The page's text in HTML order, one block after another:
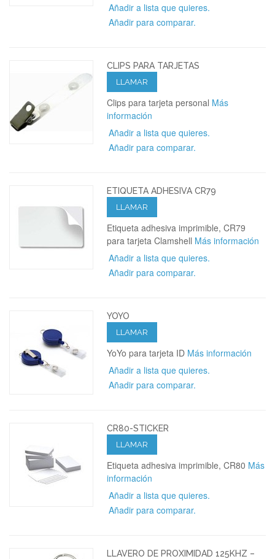
Añadir a lista que quieres.
Añadir para comparar.
CLIPS PARA TARJETAS
LLAMAR
Clips para tarjeta personal Más
información
Añadir a lista que quieres.
Añadir para comparar.
ETIQUETA ADHESIVA CR79
LLAMAR
Etiqueta adhesiva imprimible, CR79
para tarjeta Clamshell Más información
Añadir a lista que quieres.
Añadir para comparar.
YOYO
LLAMAR
YoYo para tarjeta ID Más información
Añadir a lista que quieres.
Añadir para comparar.
CR80-STICKER
LLAMAR
Etiqueta adhesiva imprimible, CR80 Más
información
Añadir a lista que quieres.
Añadir para comparar.
LLAVERO DE PROXIMIDAD 125KHZ –